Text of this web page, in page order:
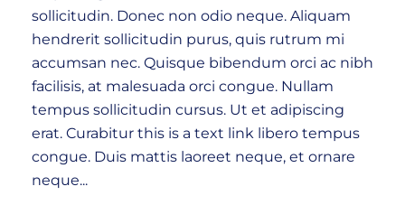
sollicitudin. Donec non odio neque. Aliquam
hendrerit sollicitudin purus, quis rutrum mi
accumsan nec. Quisque bibendum orci ac nibh
facilisis, at malesuada orci congue. Nullam
tempus sollicitudin cursus. Ut et adipiscing
erat. Curabitur this is a text link libero tempus
congue. Duis mattis laoreet neque, et ornare
neque...